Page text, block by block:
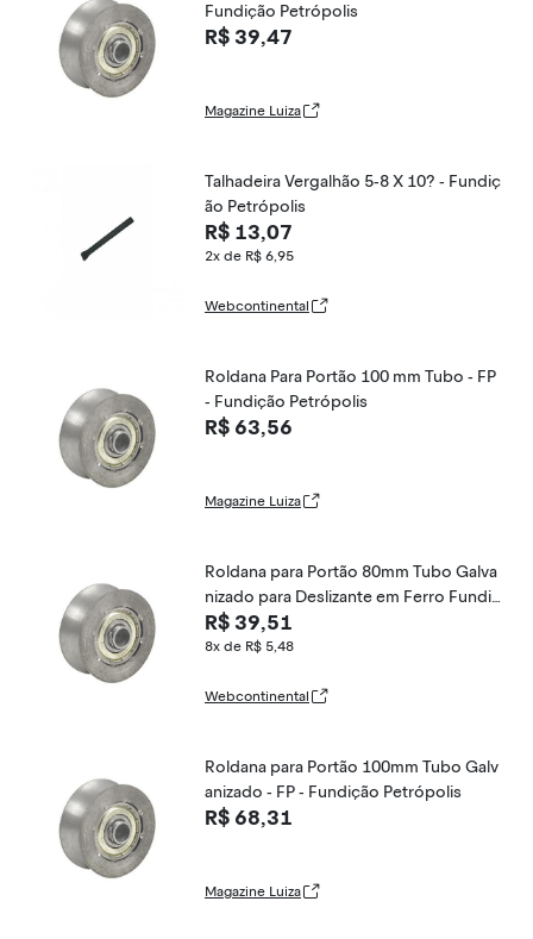
Fundição Petrópolis
R$ 39,47
Magazine Luiza
Talhadeira Vergalhão 5-8 X 10? - Fundiç
ão Petrópolis
R$ 13,07
2x de R$ 6,95
Webcontinental
Roldana Para Portão 100 mm Tubo - FP
- Fundição Petrópolis
R$ 63,56
Magazine Luiza
Roldana para Portão 80mm Tubo Galva
nizado para Deslizante em Ferro Fundid
o Fundição Petrópolis
R$ 39,51
8x de R$ 5,48
Webcontinental
Roldana para Portão 100mm Tubo Galv
anizado - FP - Fundição Petrópolis
R$ 68,31
Magazine Luiza